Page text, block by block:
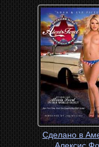
Сделано в